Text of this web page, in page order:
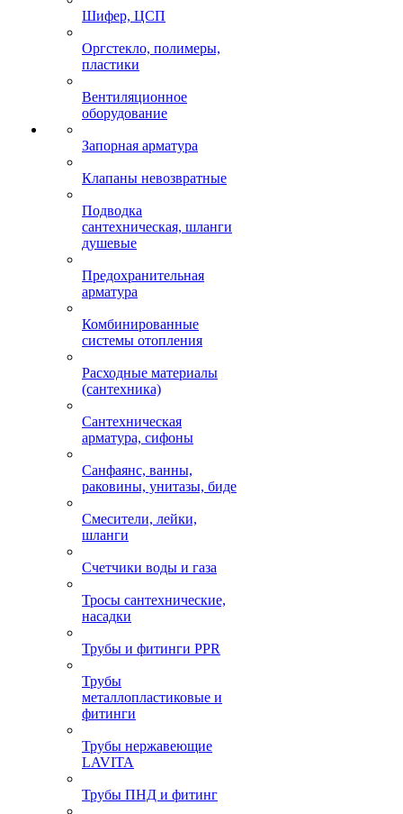
Шифер, ЦСП
Оргстекло, полимеры,
пластики
Вентиляционное
оборудование
Запорная арматура
Клапаны невозвратные
Подводка
сантехническая, шланги
душевые
Предохранительная
арматура
Комбинированные
системы отопления
Расходные материалы
(сантехника)
Сантехническая
арматура, сифоны
Санфаянс, ванны,
раковины, унитазы, биде
Смесители, лейки,
шланги
Счетчики воды и газа
Тросы сантехнические,
насадки
Трубы и фитинги PPR
Трубы
металлопластиковые и
фитинги
Трубы нержавеющие
LAVITA
Трубы ПНД и фитинг